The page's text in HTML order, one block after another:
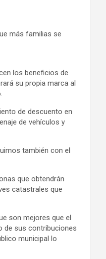
más familias se
los beneficios de
su propia marca al
de descuento en
de vehículos y
también con el
que obtendrán
catastrales que
son mejores que el
de sus contribuciones
municipal lo